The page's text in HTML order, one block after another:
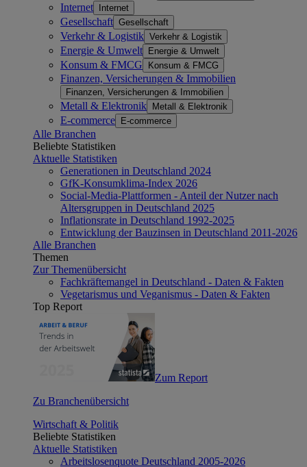
Internet Internet
Gesellschaft Gesellschaft
Verkehr & Logistik Verkehr & Logistik
Energie & Umwelt Energie & Umwelt
Konsum & FMCG Konsum & FMCG
Finanzen, Versicherungen & Immobilien
Finanzen, Versicherungen & Immobilien
Metall & Elektronik Metall & Elektronik
E-commerce E-commerce
Alle Branchen
Beliebte Statistiken
Aktuelle Statistiken
Generationen in Deutschland 2024
GfK-Konsumklima-Index 2026
Social-Media-Plattformen - Anteil der Nutzer nach
Altersgruppen in Deutschland 2025
Inflationsrate in Deutschland 1992-2025
Entwicklung der Bauzinsen in Deutschland 2011-2026
Alle Branchen
Themen
Zur Themenübersicht
Fachkräftemangel in Deutschland - Daten & Fakten
Vegetarismus und Veganismus - Daten & Fakten
Top Report
Zum Report
Zu Branchenübersicht
Wirtschaft & Politik
Beliebte Statistiken
Aktuelle Statistiken
Arbeitslosenquote Deutschland 2005-2026